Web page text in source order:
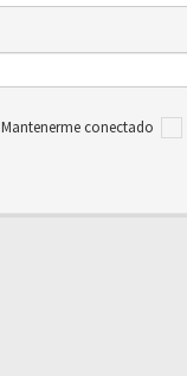
Mantenerme conectado